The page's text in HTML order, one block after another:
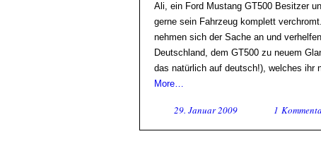
Ali, ein Ford Mustang GT500 Besitzer
gerne sein Fahrzeug komplett
nehmen sich der Sache an und
Deutschland, dem GT500 zu neuem
das natürlich auf deutsch!), welches ihr
More…
29. Januar 2009 1